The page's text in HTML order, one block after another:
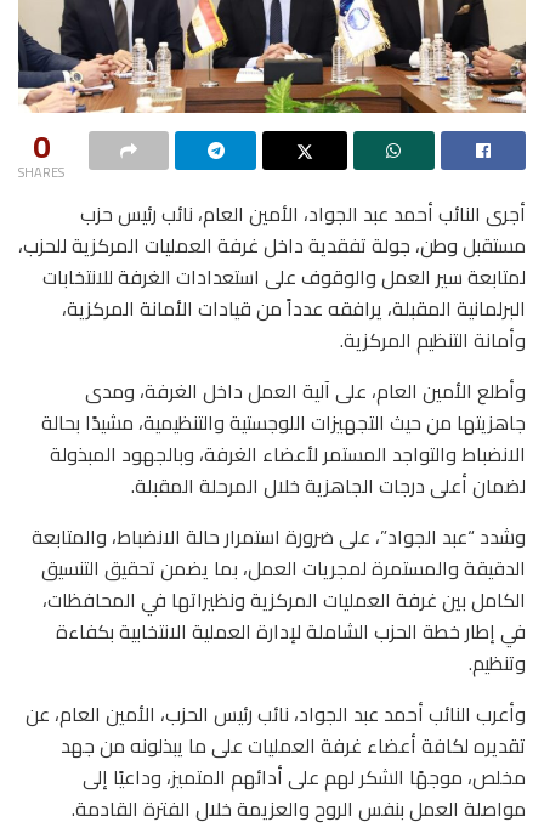
0
SHARES
أجرى النائب أحمد عبد الجواد، الأمين العام، نائب رئيس حزب
مستقبل وطن، جولة تفقدية داخل غرفة العمليات المركزية للحزب،
لمتابعة سير العمل والوقوف على استعدادات الغرفة للانتخابات
البرلمانية المقبلة، يرافقه عدداً من قيادات الأمانة المركزية،
وأمانة التنظيم المركزية.
وأطلع الأمين العام، على آلية العمل داخل الغرفة، ومدى
جاهزيتها من حيث التجهيزات اللوجستية والتنظيمية، مشيدًا بحالة
الانضباط والتواجد المستمر لأعضاء الغرفة، وبالجهود المبذولة
لضمان أعلى درجات الجاهزية خلال المرحلة المقبلة.
وشدد “عبد الجواد”، على ضرورة استمرار حالة الانضباط، والمتابعة
الدقيقة والمستمرة لمجريات العمل، بما يضمن تحقيق التنسيق
الكامل بين غرفة العمليات المركزية ونظيراتها في المحافظات،
في إطار خطة الحزب الشاملة لإدارة العملية الانتخابية بكفاءة
وتنظيم.
وأعرب النائب أحمد عبد الجواد، نائب رئيس الحزب، الأمين العام، عن
تقديره لكافة أعضاء غرفة العمليات على ما يبذلونه من جهد
مخلص، موجهًا الشكر لهم على أدائهم المتميز، وداعيًا إلى
مواصلة العمل بنفس الروح والعزيمة خلال الفترة القادمة.